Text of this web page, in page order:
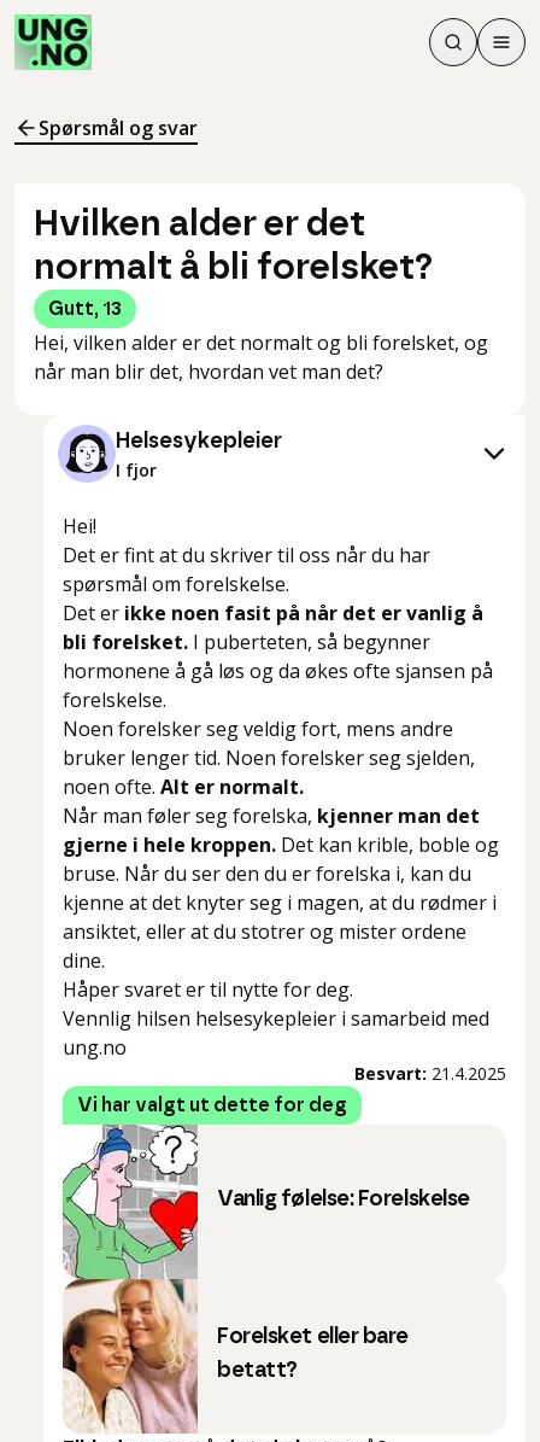
Søk
Søk
Meny
Spørsmål og svar
Hvilken alder er det
normalt å bli forelsket?
Gutt, 13
Hei, vilken alder er det normalt og bli forelsket, og
når man blir det, hvordan vet man det?
Helsesykepleier
I fjor
Hei!
Det er fint at du skriver til oss når du har
spørsmål om forelskelse.
Det er ikke noen fasit på når det er vanlig å
bli forelsket. I puberteten, så begynner
hormonene å gå løs og da økes ofte sjansen på
forelskelse.
Noen forelsker seg veldig fort, mens andre
bruker lenger tid. Noen forelsker seg sjelden,
noen ofte. Alt er normalt.
Når man føler seg forelska, kjenner man det
gjerne i hele kroppen. Det kan krible, boble og
bruse. Når du ser den du er forelska i, kan du
kjenne at det knyter seg i magen, at du rødmer i
ansiktet, eller at du stotrer og mister ordene
dine.
Håper svaret er til nytte for deg.
Vennlig hilsen helsesykepleier i samarbeid med
ung.no
Besvart: 21.4.2025
Vi har valgt ut dette for deg
Vanlig følelse: Forelskelse
Forelsket eller bare
betatt?